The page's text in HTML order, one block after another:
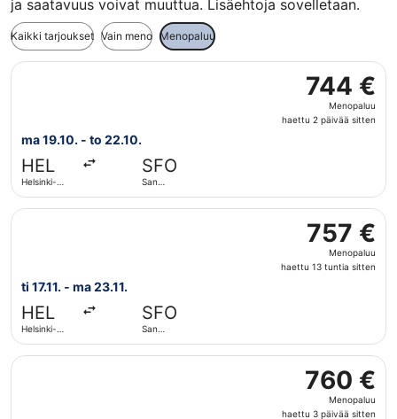
ja saatavuus voivat muuttua. Lisäehtoja sovelletaan.
Kaikki tarjoukset Vain meno Menopaluu
744 €
Menopaluu,
haettu
744 €
Menopaluu
haettu 2 päivää sitten
ma 19.10. - to 22.10.
HEL
Helsinki-
SFO
San
Valitse lentoyhtiön Scandinavian Airlines lento, lähtö ma
757 €
Menopaluu,
haettu
757 €
Menopaluu
haettu 13 tuntia sitten
ti 17.11. - ma 23.11.
HEL
Helsinki-
SFO
San
Valitse lentoyhtiön Turkish Airlines lento, lähtö ti 17.11.
760 €
Menopaluu,
haettu
760 €
Menopaluu
haettu 3 päivää sitten
Valitse lentoyhtiön Scandinavian Airlines lento, lähtö ma